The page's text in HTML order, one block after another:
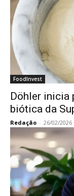
FoodInvest
Döhler inicia
biótica da
Redação - 26/02/2026